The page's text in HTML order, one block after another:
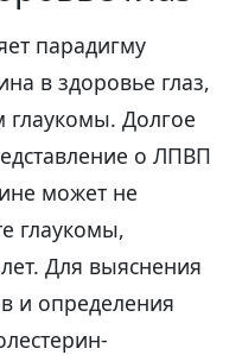
парадигму
в здоровье глаз,
глаукомы. Долгое
о ЛПВП
может не
глаукомы,
Для выяснения
и определения